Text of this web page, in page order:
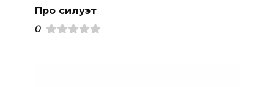
Про силуэт
0